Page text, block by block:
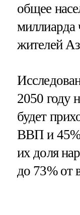
общее
миллиарда
жителей
2050 году
будет
ВВП и 45%
их доля
до 73% от